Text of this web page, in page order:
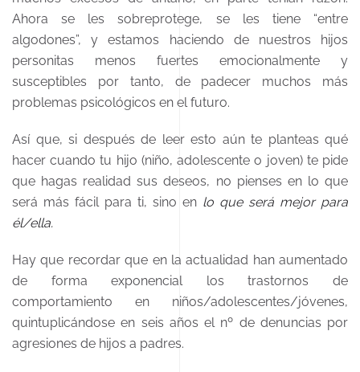
Ahora se les sobreprotege, se les tiene “entre
algodones”, y estamos haciendo de nuestros hijos
personitas menos fuertes emocionalmente y
susceptibles por tanto, de padecer muchos más
problemas psicológicos en el futuro.
Así que, si después de leer esto aún te planteas qué
hacer cuando tu hijo (niño, adolescente o joven) te pide
que hagas realidad sus deseos, no pienses en lo que
será más fácil para ti, sino en lo que será mejor para
él/ella.
Hay que recordar que en la actualidad han aumentado
de forma exponencial los trastornos de
comportamiento en niños/adolescentes/jóvenes,
quintuplicándose en seis años el nº de denuncias por
agresiones de hijos a padres.